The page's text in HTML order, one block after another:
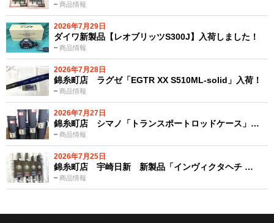
商品情報
2026年7月29日
商品情報
ダイワ新製品【レオブリッツS300J】入荷しました！
2026年7月28日
商品情報
錦糸町店 ラグゼ「EGTR XX S510ML-solid」入荷！
2026年7月27日
商品情報
錦糸町店 シマノ「トランスポートロッドケース」…
2026年7月25日
商品情報
錦糸町店 宇崎日新 新製品「インヴィクタヘチ …